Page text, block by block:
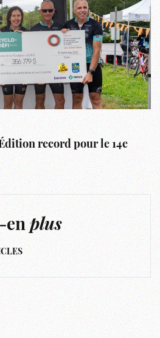
record pour le 14e
enplus